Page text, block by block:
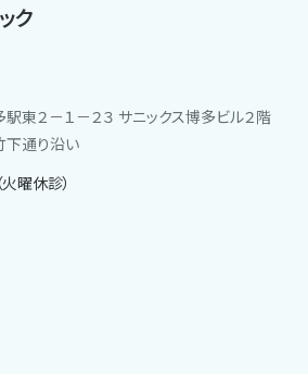
ク
東２－１－２３ サニックス博多ビル２階
通り沿い
曜休診）